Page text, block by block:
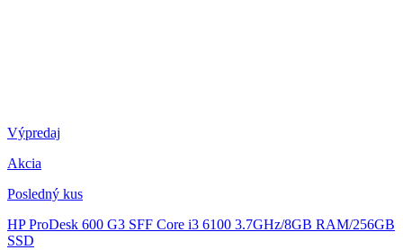
Výpredaj
Akcia
Posledný kus
HP ProDesk 600 G3 SFF Core i3 6100 3.7GHz/8GB RAM/256GB
SSD